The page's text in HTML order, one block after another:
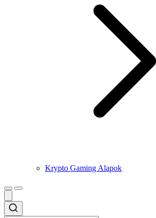
Krypto Gaming Alapok